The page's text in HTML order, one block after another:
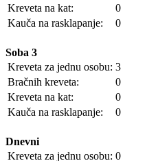
Kreveta na kat:
0
Kauča na rasklapanje:
0
Soba 3
Kreveta za jednu osobu: 3
Bračnih kreveta:
0
Kreveta na kat:
0
Kauča na rasklapanje:
0
Dnevni
Kreveta za jednu osobu: 0